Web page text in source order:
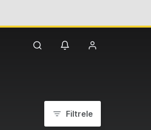
Filtrele